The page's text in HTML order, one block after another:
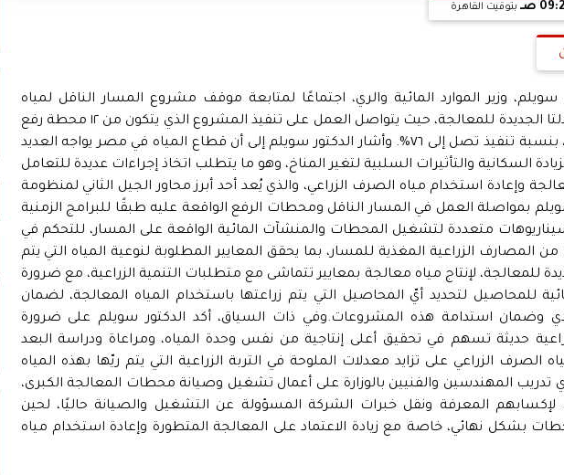
صـ بتوقيت القاهرة
سويلم، وزير الموارد المائية والري، اجتماعًا لمتابعة موقف مشروع المسار الناقل لمياه
الصرف الزراعي لمحطة الدلتا الجديدة للمعالجة، حيث يتواصل العمل على تنفيذ المشروع الذي يتكون من ١٢ محطة رفع
ومسار ناقل بطول ١٦٦ كم، بنسبة تنفيذ تصل إلى ٧٦%. وأشار الدكتور سويلم إلى أن قطاع المياه في مصر يواجه العديد
السكانية والتأثيرات السلبية لتغير المناخ، وهو ما يتطلب اتخاذ إجراءات عديدة للتعامل
وإعادة استخدام مياه الصرف الزراعي، والذي يُعد أحد أبرز محاور الجيل الثاني لمنظومة
سويلم بمواصلة العمل في المسار الناقل ومحطات الرفع الواقعة عليه طبقًا للبرامج الزمنية
متعددة لتشغيل المحطات والمنشآت المائية الواقعة على المسار، للتحكم في
المصارف الزراعية المغذية للمسار، بما يحقق المعايير المطلوبة لنوعية المياه التي يتم
للمعالجة، لإنتاج مياه معالجة بمعايير تتماشى مع متطلبات التنمية الزراعية، مع ضرورة
للمحاصيل لتحديد أيّ المحاصيل التي يتم زراعتها باستخدام المياه المعالجة، لضمان
وضمان استدامة هذه المشروعات.وفي ذات السياق، أكد الدكتور سويلم على ضرورة
حديثة تسهم في تحقيق أعلى إنتاجية من نفس وحدة المياه، ومراعاة ودراسة البعد
الصرف الزراعي على تزايد معدلات الملوحة في التربة الزراعية التي يتم ريّها بهذه المياه
تدريب المهندسين والفنيين بالوزارة على أعمال تشغيل وصيانة محطات المعالجة الكبرى،
لإكسابهم المعرفة ونقل خبرات الشركة المسؤولة عن التشغيل والصيانة حاليًا، لحين
بشكل نهائي، خاصة مع زيادة الاعتماد على المعالجة المتطورة وإعادة استخدام مياه